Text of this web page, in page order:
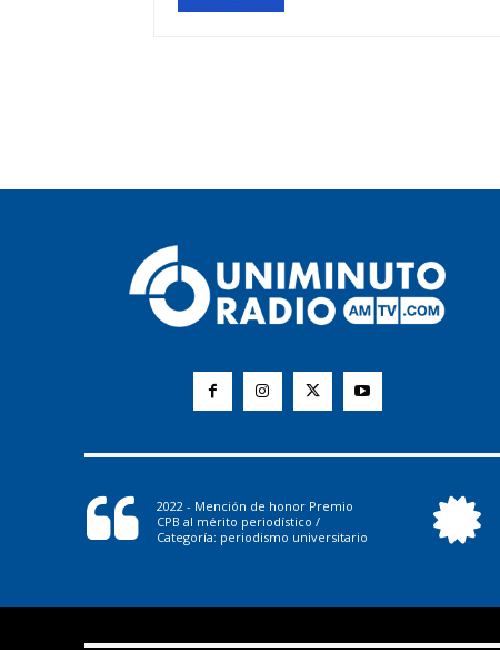
2022 - Mención de honor Premio
CPB al mérito periodístico /
Categoría: periodismo universitario